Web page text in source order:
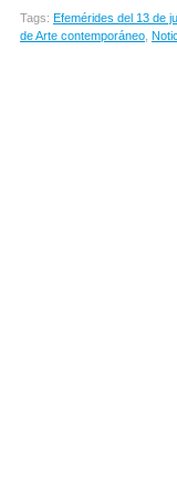
Tags: Efemérides del 13 de
de Arte contemporáneo